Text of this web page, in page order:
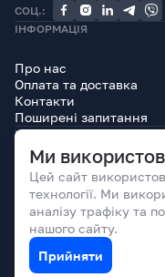
СОЦ.:
ІНФОРМАЦІЯ
Про нас
Оплата та доставка
Контакти
Поширені запитання
КАТАЛОГ
БРЕНДИ
ЮРИДИЧНА ІНФОРМАЦІЯ
Ми
Цей сайт
технології. Ми
аналізу трафіку та
нашого сайту.
Прийняти